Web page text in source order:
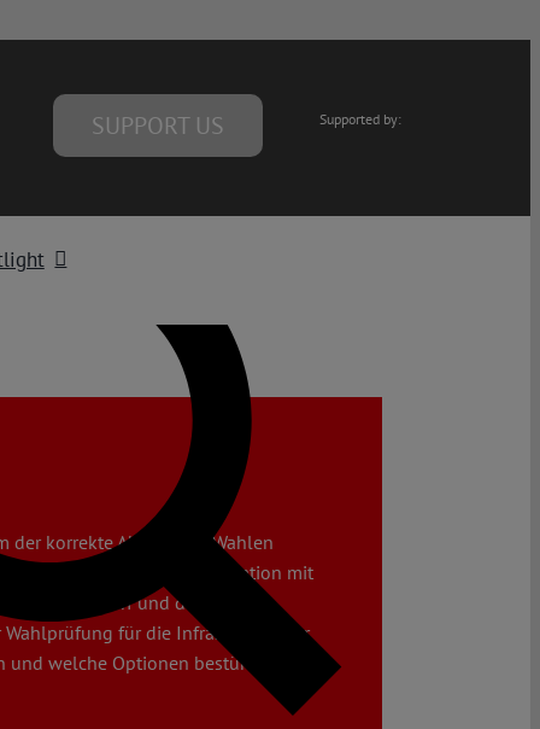
SUPPORT US Supported by:
der korrekte Ablauf von Wahlen
Blog-Symposium in Kooperation mit
Düsseldorf und der Stiftung
für die Infrastruktur der
welche Optionen bestünden, es zu